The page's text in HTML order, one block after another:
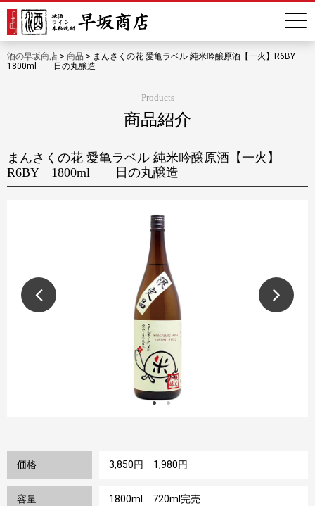
酒の早坂商店 > 商品 > まんさくの花 愛亀ラベル 純米吟醸原酒【一火】R6BY
1800ml 日の丸醸造
Products
商品紹介
まんさくの花 愛亀ラベル 純米吟醸原酒【一火】
R6BY 1800ml 日の丸醸造
価格 3,850円 1,980円
容量 1800ml 720ml完売